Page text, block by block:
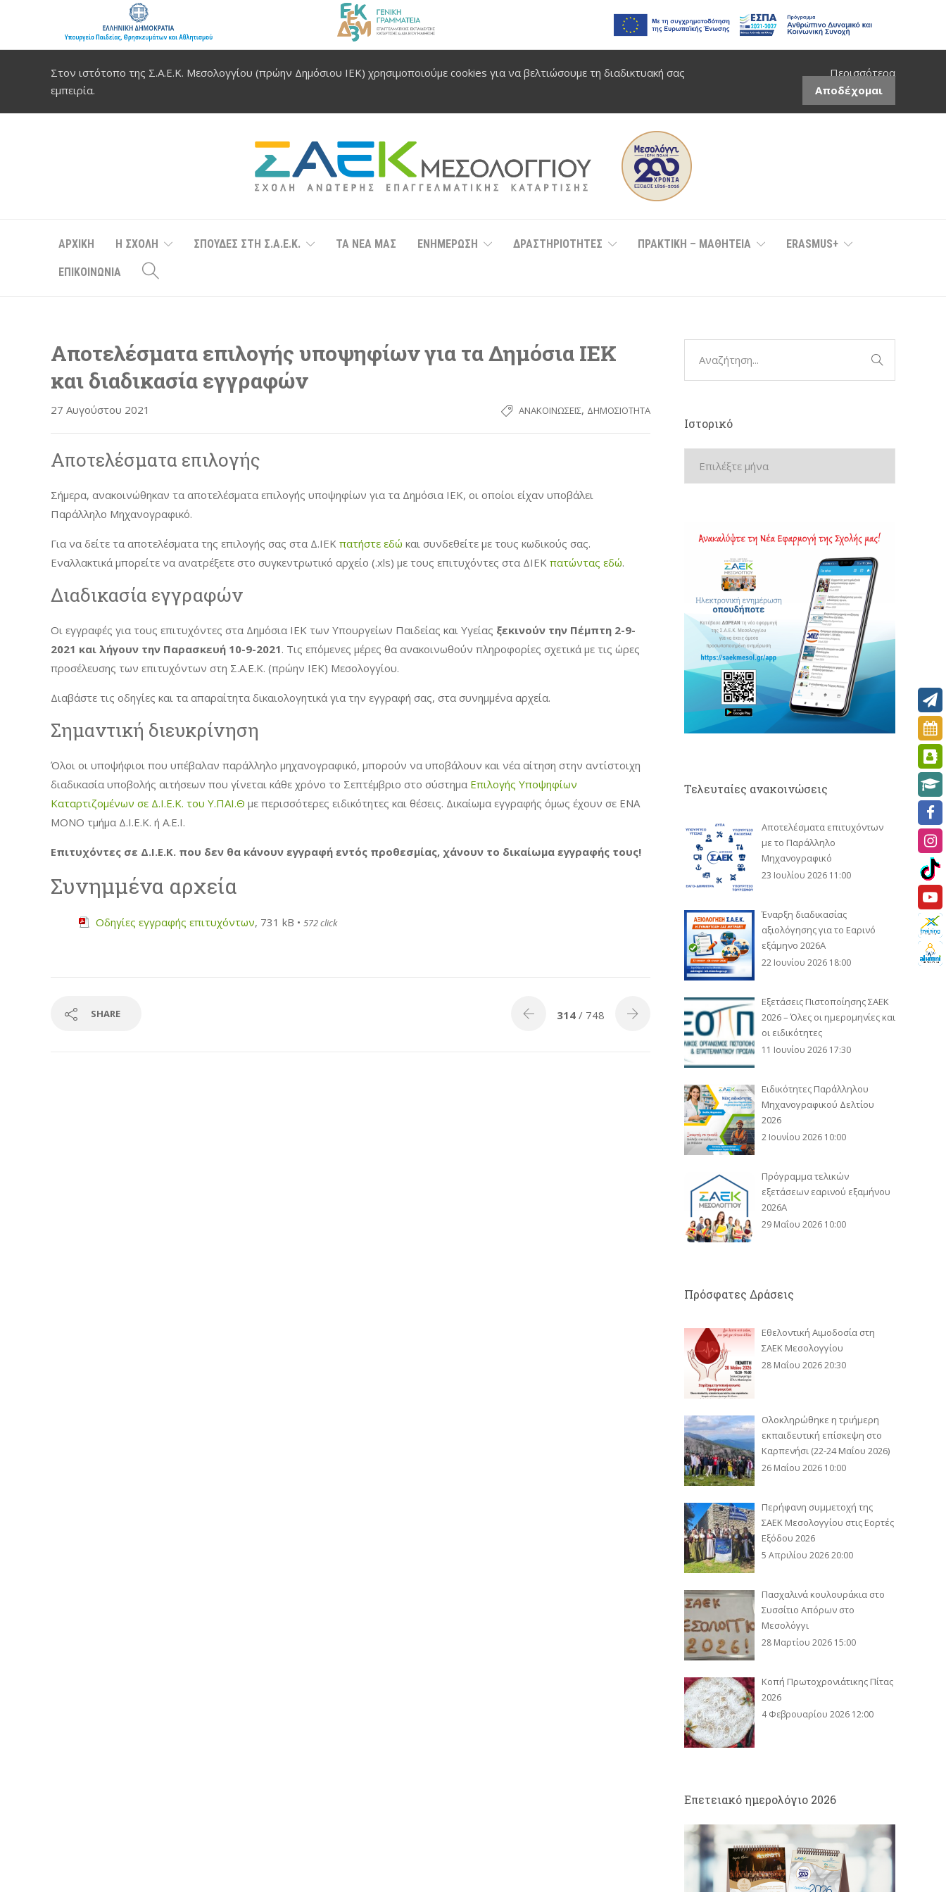
Στον ιστότοπο της Σ.Α.Ε.Κ. Μεσολογγίου (πρώην Δημόσιου ΙΕΚ) χρησιμοποιούμε cookies για να βελτιώσουμε τη διαδικτυακή σας
εμπειρία.
Περισσότερα
Αποδέχομαι
ΑΡΧΙΚΗ Η ΣΧΟΛΗ ΣΠΟΥΔΕΣ ΣΤΗ Σ.Α.Ε.Κ. ΤΑ ΝΕΑ ΜΑΣ ΕΝΗΜΕΡΩΣΗ ΔΡΑΣΤΗΡΙΟΤΗΤΕΣ ΠΡΑΚΤΙΚΗ – ΜΑΘΗΤΕΙΑ ERASMUS+
ΕΠΙΚΟΙΝΩΝΙΑ
Aποτελέσματα επιλογής υποψηφίων για τα Δημόσια ΙΕΚ
και διαδικασία εγγραφών
27 Αυγούστου 2021 ΑΝΑΚΟΙΝΏΣΕΙΣ, ΔΗΜΟΣΙΌΤΗΤΑ
Αποτελέσματα επιλογής
Σήμερα, ανακοινώθηκαν τα αποτελέσματα επιλογής υποψηφίων για τα Δημόσια ΙΕΚ, οι οποίοι είχαν υποβάλει
Παράλληλο Μηχανογραφικό.
Για να δείτε τα αποτελέσματα της επιλογής σας στα Δ.ΙΕΚ πατήστε εδώ και συνδεθείτε με τους κωδικούς σας.
Εναλλακτικά μπορείτε να ανατρέξετε στο συγκεντρωτικό αρχείο (.xls) με τους επιτυχόντες στα ΔΙΕΚ πατώντας εδώ.
Διαδικασία εγγραφών
Οι εγγραφές για τους επιτυχόντες στα Δημόσια ΙΕΚ των Υπουργείων Παιδείας και Υγείας ξεκινούν την Πέμπτη 2-9-
2021 και λήγουν την Παρασκευή 10-9-2021. Τις επόμενες μέρες θα ανακοινωθούν πληροφορίες σχετικά με τις ώρες
προσέλευσης των επιτυχόντων στη Σ.Α.Ε.Κ. (πρώην ΙΕΚ) Μεσολογγίου.
Διαβάστε τις οδηγίες και τα απαραίτητα δικαιολογητικά για την εγγραφή σας, στα συνημμένα αρχεία.
Σημαντική διευκρίνηση
Όλοι οι υποψήφιοι που υπέβαλαν παράλληλο μηχανογραφικό, μπορούν να υποβάλουν και νέα αίτηση στην αντίστοιχη
διαδικασία υποβολής αιτήσεων που γίνεται κάθε χρόνο το Σεπτέμβριο στο σύστημα Επιλογής Υποψηφίων
Καταρτιζομένων σε Δ.Ι.Ε.Κ. του Υ.ΠΑΙ.Θ με περισσότερες ειδικότητες και θέσεις. Δικαίωμα εγγραφής όμως έχουν σε ΕΝΑ
ΜΟΝΟ τμήμα Δ.Ι.Ε.Κ. ή Α.Ε.Ι.
Επιτυχόντες σε Δ.Ι.Ε.Κ. που δεν θα κάνουν εγγραφή εντός προθεσμίας, χάνουν το δικαίωμα εγγραφής τους!
Συνημμένα αρχεία
Οδηγίες εγγραφής επιτυχόντων, 731 kB • 572 click
SHARE 314 / 748
Ιστορικό
Τελευταίες ανακοινώσεις
Αποτελέσματα επιτυχόντων
με το Παράλληλο
Μηχανογραφικό
23 Ιουλίου 2026 11:00
Έναρξη διαδικασίας
αξιολόγησης για το Εαρινό
εξάμηνο 2026Α
22 Ιουνίου 2026 18:00
Εξετάσεις Πιστοποίησης ΣΑΕΚ
2026 – Όλες οι ημερομηνίες και
οι ειδικότητες
11 Ιουνίου 2026 17:30
Ειδικότητες Παράλληλου
Μηχανογραφικού Δελτίου
2026
2 Ιουνίου 2026 10:00
Πρόγραμμα τελικών
εξετάσεων εαρινού εξαμήνου
2026Α
29 Μαΐου 2026 10:00
Πρόσφατες Δράσεις
Εθελοντική Αιμοδοσία στη
ΣΑΕΚ Μεσολογγίου
28 Μαΐου 2026 20:30
Ολοκληρώθηκε η τριήμερη
εκπαιδευτική επίσκεψη στο
Καρπενήσι (22-24 Μαΐου 2026)
26 Μαΐου 2026 10:00
Περήφανη συμμετοχή της
ΣΑΕΚ Μεσολογγίου στις Εορτές
Εξόδου 2026
5 Απριλίου 2026 20:00
Πασχαλινά κουλουράκια στο
Συσσίτιο Απόρων στο
Μεσολόγγι
28 Μαρτίου 2026 15:00
Κοπή Πρωτοχρονιάτικης Πίτας
2026
4 Φεβρουαρίου 2026 12:00
Eπετειακό ημερολόγιο 2026